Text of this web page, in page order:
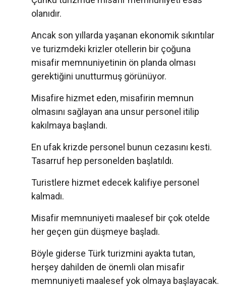
olanıdır.
Ancak son yıllarda yaşanan ekonomik sıkıntılar
ve turizmdeki krizler otellerin bir çoğuna
misafir memnuniyetinin ön planda olması
gerektiğini unutturmuş görünüyor.
Misafire hizmet eden, misafirin memnun
olmasını sağlayan ana unsur personel itilip
kakılmaya başlandı.
En ufak krizde personel bunun cezasını kesti.
Tasarruf hep personelden başlatıldı.
Turistlere hizmet edecek kalifiye personel
kalmadı.
Misafir memnuniyeti maalesef bir çok otelde
her geçen gün düşmeye başladı.
Böyle giderse Türk turizmini ayakta tutan,
herşey dahilden de önemli olan misafir
memnuniyeti maalesef yok olmaya başlayacak.